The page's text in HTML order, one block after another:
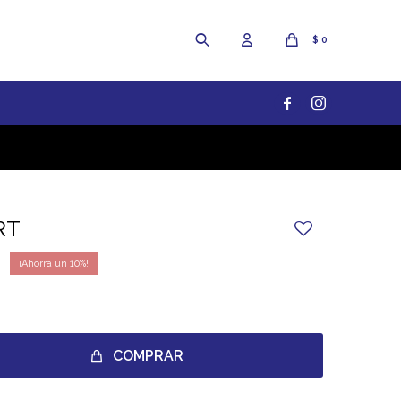
$ 0
 
10
COMPRAR